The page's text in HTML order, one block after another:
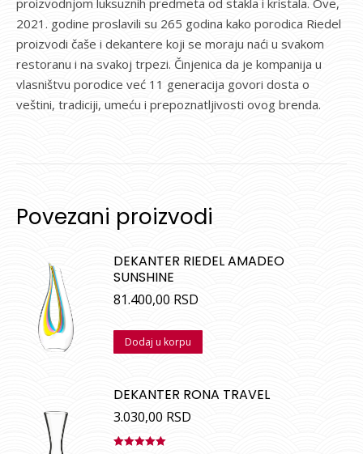
2021. godine proslavili su 265 godina kako porodica Riedel
proizvodi čaše i dekantere koji se moraju naći u svakom
restoranu i na svakoj trpezi. Činjenica da je kompanija u
vlasništvu porodice već 11 generacija govori dosta o
veštini, tradiciji, umeću i prepoznatljivosti ovog brenda.
Povezani proizvodi
DEKANTER RIEDEL AMADEO
SUNSHINE
81.400,00 RSD
Dodaj u korpu
DEKANTER RONA TRAVEL
3.030,00 RSD